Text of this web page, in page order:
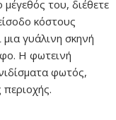
του, διέθετε
κόστους
γυάλινη σκηνή
Η φωτεινή
φωτός,